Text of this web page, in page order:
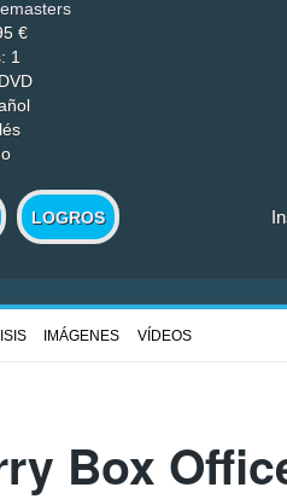
€
1
LOGROS
IMÁGENES VÍDEOS
Box